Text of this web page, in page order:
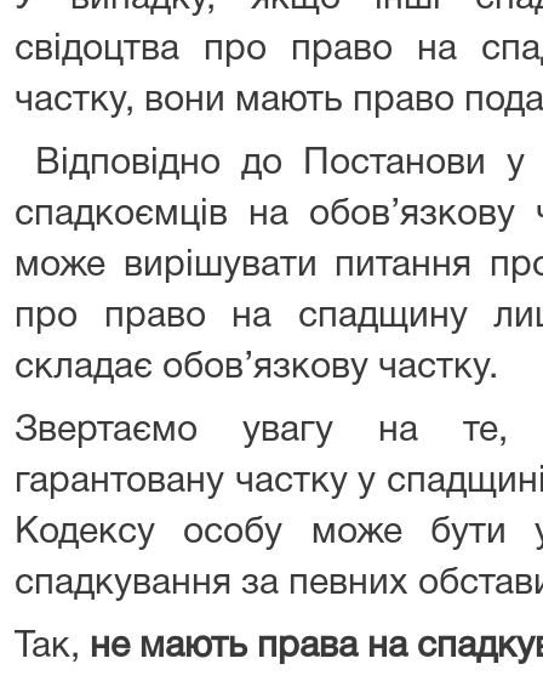
свідоцтва про право на
частку, вони мають право
Відповідно до Постанови
спадкоємців на
може вирішувати питання про
про право на спадщину
складає обов’язкову частку.
Звертаємо увагу на
гарантовану частку у
Кодексу особу може бути
спадкування за певних
Так, не мають права на